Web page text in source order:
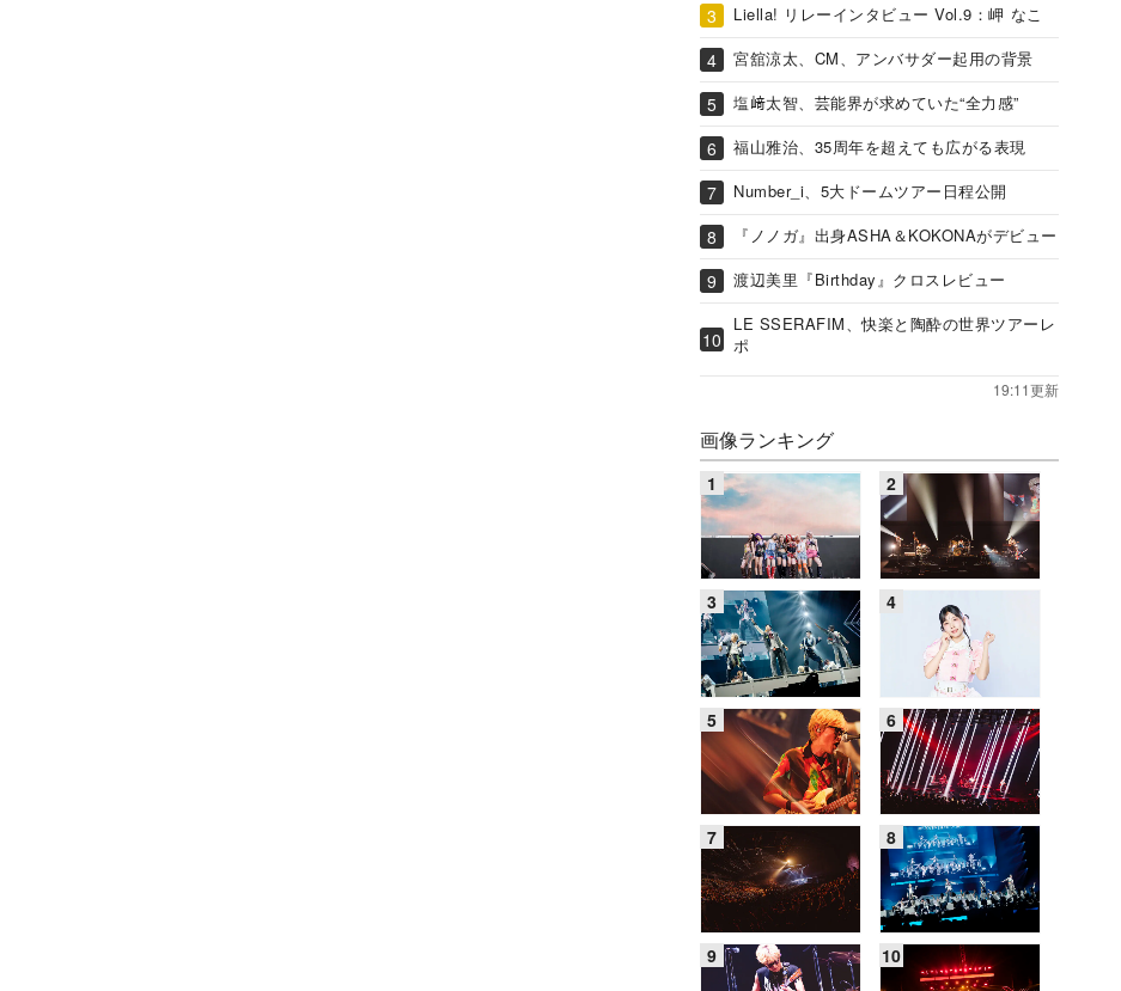
Liella! リレーインタビュー Vol.9：岬 なこ
宮舘涼太、CM、アンバサダー起用の背景
塩﨑太智、芸能界が求めていた“全力感”
福山雅治、35周年を超えても広がる表現
Number_i、5大ドームツアー日程公開
『ノノガ』出身ASHA＆KOKONAがデビュー
渡辺美里『Birthday』クロスレビュー
LE SSERAFIM、快楽と陶酔の世界ツアーレ
ポ
19:11更新
画像ランキング